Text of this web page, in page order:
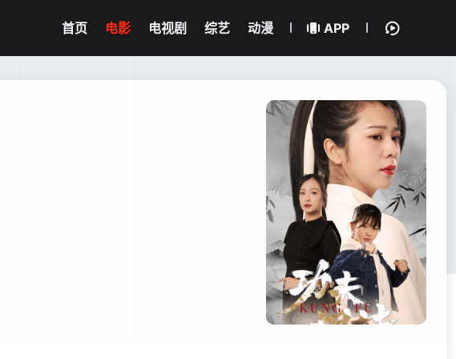
首页 电影 电视剧 综艺 动漫 APP